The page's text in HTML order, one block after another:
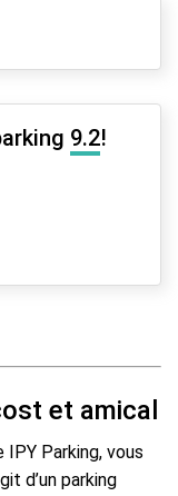
9.2!
et amical
Parking, vous
d’un parking